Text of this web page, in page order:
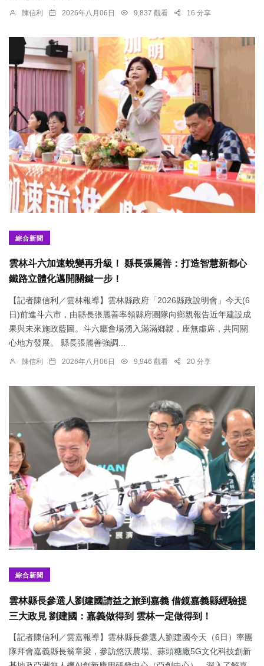
陳信利 2026年八月06日 9,837 觀看 16 分享
綜合新聞
雲林斗六加速蛻變再升級！ 縣長張麗善：打造智慧新都心
鐵路立體化邁開關鍵一步！
【記者陳信利／雲林報導】雲林縣政府「2026縣政說明會」今天(6
日)前進斗六市，由縣長張麗善率領縣府團隊向鄉親報告近年建設成
果與未來施政藍圖。斗六廳會場湧入滿滿鄉親，座無虛席，共同關
心地方發展。 縣長張麗善強調...
陳信利 2026年八月06日 9,946 觀看 20 分享
綜合新聞
雲林縣長參選人劉建國請益之旅到嘉義 借鏡嘉義縣經驗提
三大政見 劉建國：嘉義做得到 雲林一定做得到！
【記者陳信利／雲嘉報導】雲林縣長參選人劉建國今天（6日）率團
隊拜會嘉義縣長翁章梁，參訪悠沃農場、蒜頭糖廠5G文化科技創新